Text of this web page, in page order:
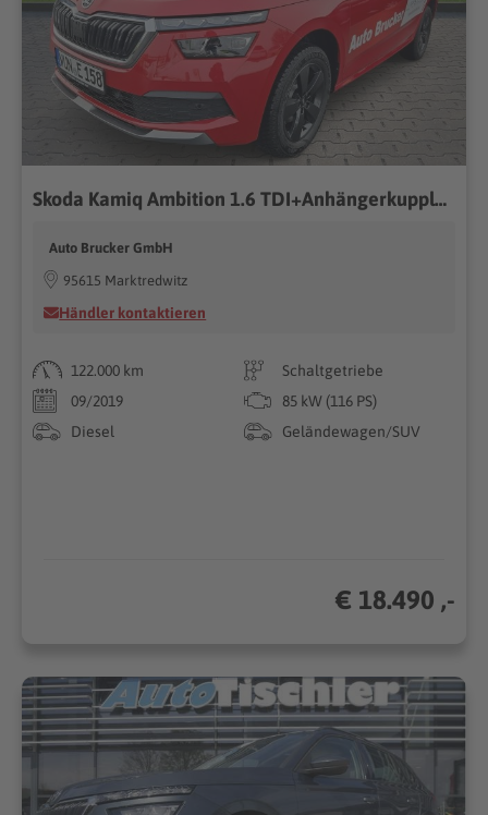
Skoda Kamiq Ambition 1.6 TDI+Anhängerkupplung+Navi+Klimaautomatik
Auto Brucker GmbH
95615 Marktredwitz
Händler kontaktieren
122.000 km
Schaltgetriebe
09/2019
85 kW (116 PS)
Diesel
Geländewagen/SUV
€ 18.490 ,-